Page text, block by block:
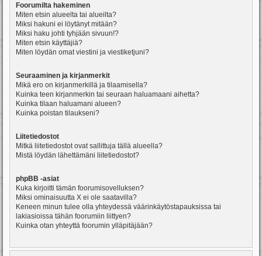
Foorumilta hakeminen
Miten etsin alueelta tai alueilta?
Miksi hakuni ei löytänyt mitään?
Miksi haku johti tyhjään sivuun!?
Miten etsin käyttäjiä?
Miten löydän omat viestini ja viestiketjuni?
Seuraaminen ja kirjanmerkit
Mikä ero on kirjanmerkillä ja tilaamisella?
Kuinka teen kirjanmerkin tai seuraan haluamaani aihetta?
Kuinka tilaan haluamani alueen?
Kuinka poistan tilaukseni?
Liitetiedostot
Mitkä liitetiedostot ovat sallittuja tällä alueella?
Mistä löydän lähettämäni liitetiedostot?
phpBB -asiat
Kuka kirjoitti tämän foorumisovelluksen?
Miksi ominaisuutta X ei ole saatavilla?
Keneen minun tulee olla yhteydessä väärinkäytöstapauksissa tai
lakiasioissa tähän foorumiin liittyen?
Kuinka otan yhteyttä foorumin ylläpitäjään?